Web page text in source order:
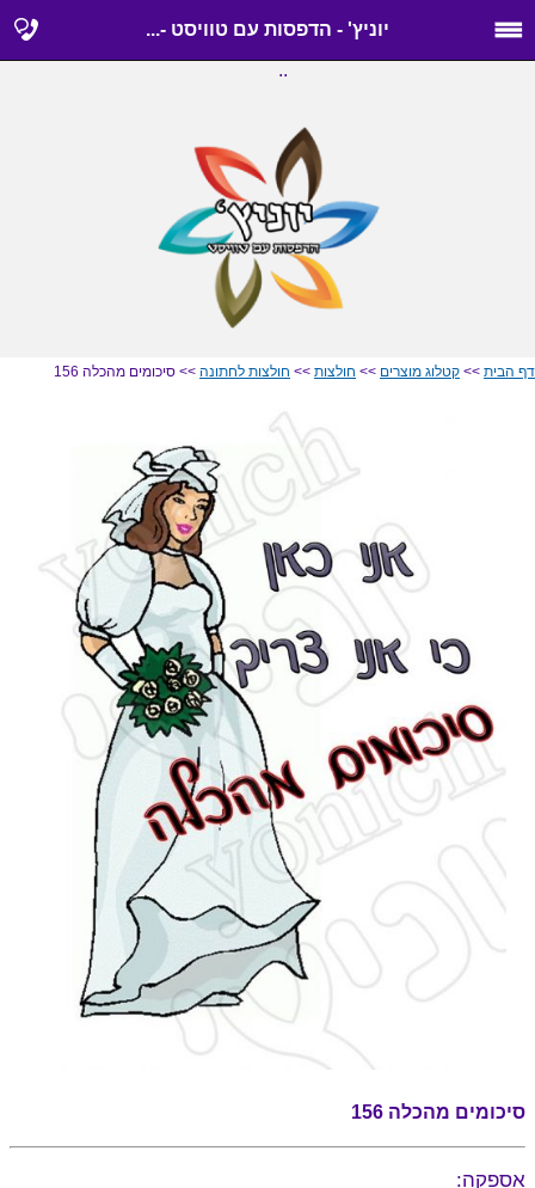
יוניץ' - הדפסות עם טוויסט -...
..
דף הבית >> קטלוג מוצרים >> חולצות >> חולצות לחתונה >> סיכומים מהכלה 156
סיכומים מהכלה 156
אספקה: